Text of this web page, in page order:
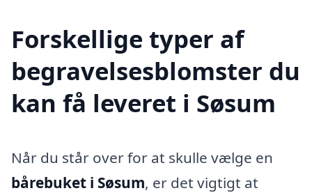
Forskellige typer af
begravelsesblomster du
kan få leveret i Søsum
Når du står over for at skulle vælge en
bårebuket i Søsum, er det vigtigt at